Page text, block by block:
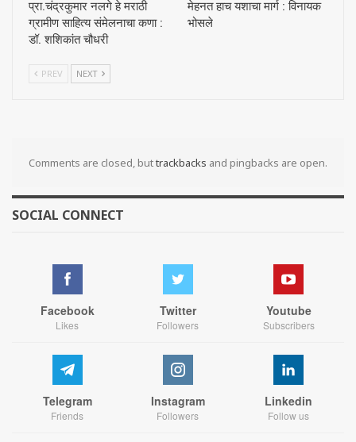
प्रा.चंद्रकुमार नलगे हे मराठी
ग्रामीण साहित्य संमेलनाचा कणा :
डॉ. शशिकांत चौधरी
मेहनत हाच यशाचा मार्ग : विनायक
भोसले
PREV NEXT
Comments are closed, buttrackbacks and pingbacks are open.
SOCIAL CONNECT
Facebook
Likes
Twitter
Followers
Youtube
Subscribers
Telegram
Friends
Instagram
Followers
Linkedin
Follow us